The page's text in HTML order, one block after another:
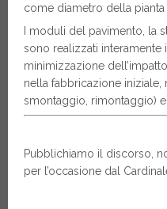
come diametro della
I moduli del pavimento, la
sono realizzati
minimizzazione
nella fabbricazione iniziale,
smontaggio, rimontaggio)
Pubblichiamo il discorso,
per l’occasione dal